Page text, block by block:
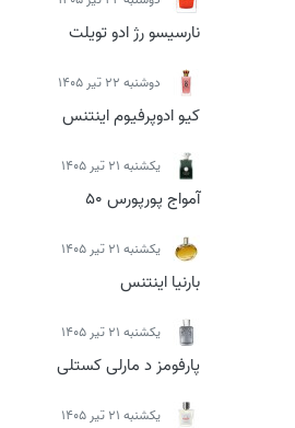
نارسیسو رژ ادو تویلت
دوشنبه 22 تیر 1405
کیو ادوپرفیوم اینتنس
يكشنبه 21 تیر 1405
آمواج پورپورس 50
يكشنبه 21 تیر 1405
بارنیا اینتنس
يكشنبه 21 تیر 1405
پارفومز د مارلی کستلی
يكشنبه 21 تیر 1405